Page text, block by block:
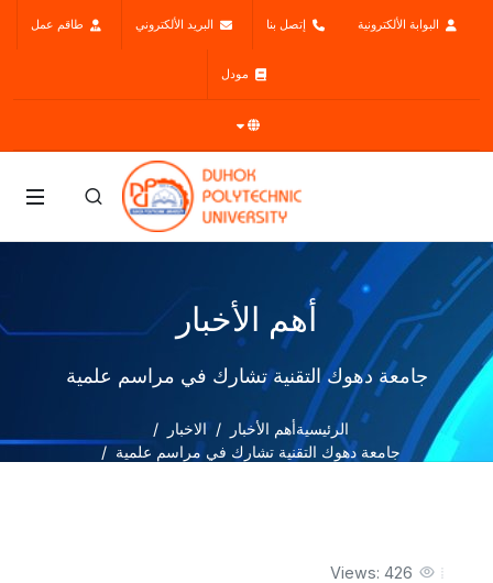
البوابة الألكترونية إتصل بنا البريد الألكتروني طاقم عمل
مودل
أهم الأخبار
جامعة دهوك التقنية تشارك في مراسم علمية
الرئيسيةأهم الأخبار
الاخبار
جامعة دهوك التقنية تشارك في مراسم علمية
Views: 426